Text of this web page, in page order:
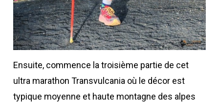
Ensuite, commence la troisième partie de cet
ultra marathon Transvulcania où le décor est
typique moyenne et haute montagne des alpes